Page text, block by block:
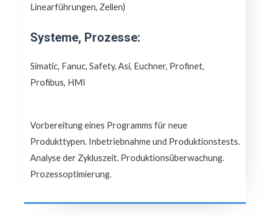
Linearführungen, Zellen)
Systeme, Prozesse:
Simatic, Fanuc, Safety, Asi, Euchner, Profinet,
Profibus, HMI
Vorbereitung eines Programms für neue
Produkttypen. Inbetriebnahme und Produktionstests.
Analyse der Zykluszeit. Produktionsüberwachung.
Prozessoptimierung.